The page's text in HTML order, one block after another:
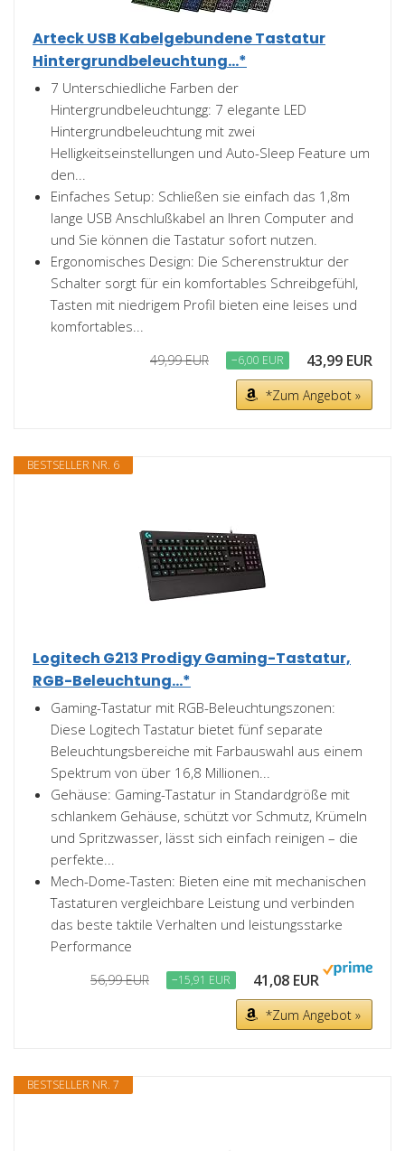
Arteck USB Kabelgebundene Tastatur
Hintergrundbeleuchtung...*
7 Unterschiedliche Farben der
Hintergrundbeleuchtungg: 7 elegante LED
Hintergrundbeleuchtung mit zwei
Helligkeitseinstellungen und Auto-Sleep Feature um
den...
Einfaches Setup: Schließen sie einfach das 1,8m
lange USB Anschlußkabel an Ihren Computer and
und Sie können die Tastatur sofort nutzen.
Ergonomisches Design: Die Scherenstruktur der
Schalter sorgt für ein komfortables Schreibgefühl,
Tasten mit niedrigem Profil bieten eine leises und
komfortables...
49,99 EUR −6,00 EUR 43,99 EUR
*Zum Angebot »
BESTSELLER NR. 6
Logitech G213 Prodigy Gaming-Tastatur,
RGB-Beleuchtung...*
Gaming-Tastatur mit RGB-Beleuchtungszonen:
Diese Logitech Tastatur bietet fünf separate
Beleuchtungsbereiche mit Farbauswahl aus einem
Spektrum von über 16,8 Millionen...
Gehäuse: Gaming-Tastatur in Standardgröße mit
schlankem Gehäuse, schützt vor Schmutz, Krümeln
und Spritzwasser, lässt sich einfach reinigen – die
perfekte...
Mech-Dome-Tasten: Bieten eine mit mechanischen
Tastaturen vergleichbare Leistung und verbinden
das beste taktile Verhalten und leistungsstarke
Performance
56,99 EUR −15,91 EUR 41,08 EUR
*Zum Angebot »
BESTSELLER NR. 7